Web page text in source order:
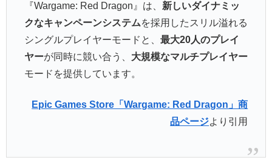
『Wargame: Red Dragon』は、 新しいダイナミッ
クなキャンペーンシステムを採用したスリル溢れる
シングルプレイヤーモードと、 最大20人のプレイ
ヤーが同時に競い合う、 大規模なマルチプレイヤー
モードを提供しています。
Epic Games Store「Wargame: Red Dragon」商
品ページより引用